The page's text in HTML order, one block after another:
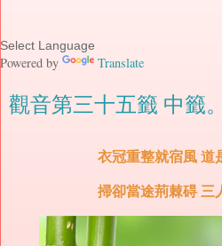
Powered by Translate
觀音第三十五籤 中籤
衣冠重整就宿風 道
掃卻當途荊棘碍 三